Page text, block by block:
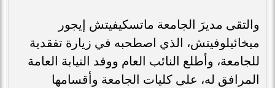
والتقى مديرَ الجامعة ماتسكيفيتش إيجور
ميخائيلوفيتش، الذي اصطحبه في زيارة تفقدية
للجامعة، وأطلع النائب العام ووفد النيابة العامة
المرافق له، على كليات الجامعة وأقسامها